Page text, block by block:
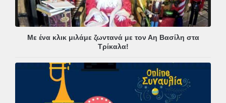
Με ένα κλικ μιλάμε ζωντανά με τον Αη Βασίλη στα
Τρίκαλα!